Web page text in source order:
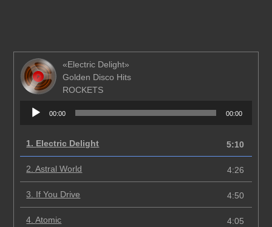
«Electric Delight»
Golden Disco Hits
ROCKETS
Аудиоплеер
00:00 00:00
1. Electric Delight 5:10
2.Astral World 4:26
3. If You Drive 4:50
4.Atomic 4:05